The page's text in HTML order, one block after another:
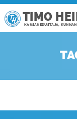
TIMO
KANSANEDUSTAJA,